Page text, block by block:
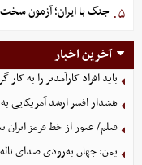
۵. جنگ با ایران؛ آزمون
آخرین اخبار
باید افراد کارآمدتر را به
هشدار افسر ارشد آمریکایی
فیلم/ عبور از خط قرمز
یمن: جهان به‌زودی صدای